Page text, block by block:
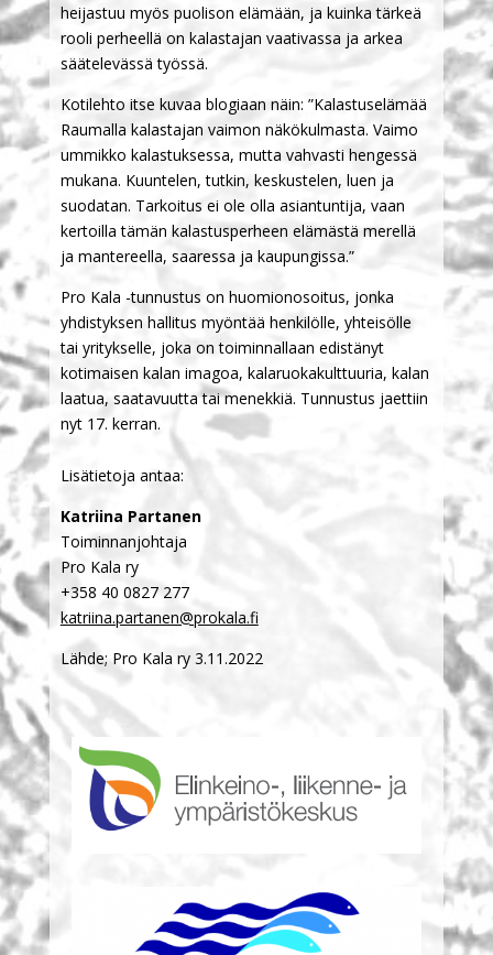
heijastuu myös puolison elämään, ja kuinka tärkeä
rooli perheellä on kalastajan vaativassa ja arkea
säätelevässä työssä.
Kotilehto itse kuvaa blogiaan näin: ”Kalastuselämää
Raumalla kalastajan vaimon näkökulmasta. Vaimo
ummikko kalastuksessa, mutta vahvasti hengessä
mukana. Kuuntelen, tutkin, keskustelen, luen ja
suodatan. Tarkoitus ei ole olla asiantuntija, vaan
kertoilla tämän kalastusperheen elämästä merellä
ja mantereella, saaressa ja kaupungissa.”
Pro Kala -tunnustus on huomionosoitus, jonka
yhdistyksen hallitus myöntää henkilölle, yhteisölle
tai yritykselle, joka on toiminnallaan edistänyt
kotimaisen kalan imagoa, kalaruokakulttuuria, kalan
laatua, saatavuutta tai menekkiä. Tunnustus jaettiin
nyt 17. kerran.
Lisätietoja antaa:
Katriina Partanen
Toiminnanjohtaja
Pro Kala ry
+358 40 0827 277
katriina.partanen@prokala.fi
Lähde; Pro Kala ry 3.11.2022